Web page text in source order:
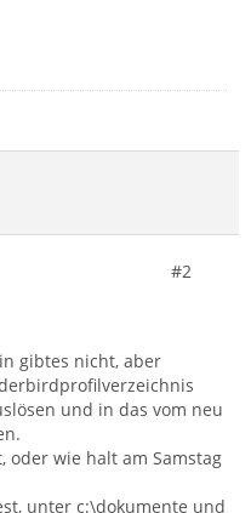
#2
gibtes nicht, aber
und in das vom neu
oder wie halt am Samstag
unter c:\dokumente und